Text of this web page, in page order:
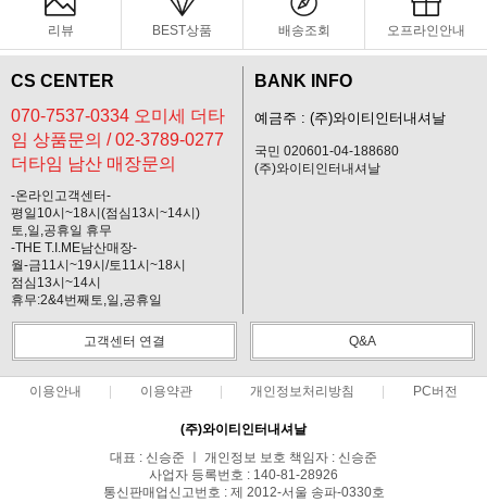
리뷰 BEST상품 배송조회 오프라인안내
CS CENTER
070-7537-0334 오미세 더타
임 상품문의 / 02-3789-0277
더타임 남산 매장문의
-온라인고객센터-
평일10시~18시(점심13시~14시)
토,일,공휴일 휴무
-THE T.I.ME남산매장-
월-금11시~19시/토11시~18시
점심13시~14시
휴무:2&4번째토,일,공휴일
BANK INFO
예금주 : (주)와이티인터내셔날
국민 020601-04-188680
(주)와이티인터내셔날
고객센터 연결 Q&A
이용안내 이용약관 개인정보처리방침 PC버전
(주)와이티인터내셔날
대표 : 신승준 ㅣ 개인정보 보호 책임자 : 신승준
사업자 등록번호 : 140-81-28926
통신판매업신고번호 : 제 2012-서울 송파-0330호